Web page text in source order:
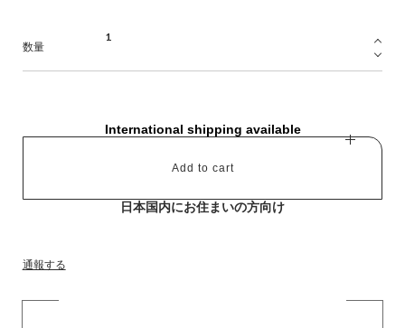
数量
International shipping available
Add to cart
日本国内にお住まいの方向け
通報する